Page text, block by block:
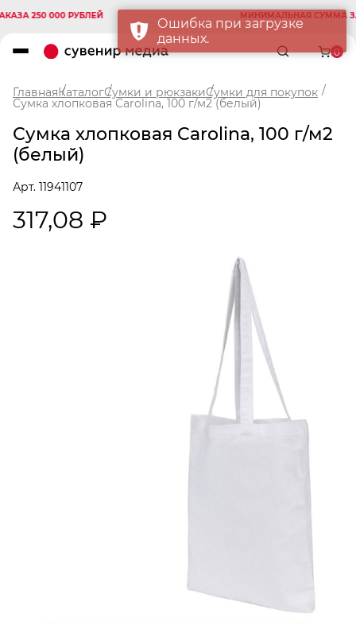
250 000 РУБЛЕЙ МИНИМАЛЬНАЯ СУММА
0
ГлавнаяКаталогСумки и рюкзакиСумки для покупок
Сумка хлопковая Carolina, 100 г/м2 (белый)
Сумка хлопковая Carolina, 100 г/м2
(белый)
Арт. 11941107
317,08 ₽
Ошибка при загрузке
данных.